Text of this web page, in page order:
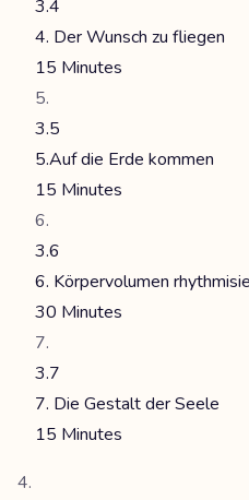
3.4
4. Der Wunsch zu fliegen
15 Minutes
3.5
5.Auf die Erde kommen
15 Minutes
3.6
6. Körpervolumen
30 Minutes
3.7
7. Die Gestalt der Seele
15 Minutes